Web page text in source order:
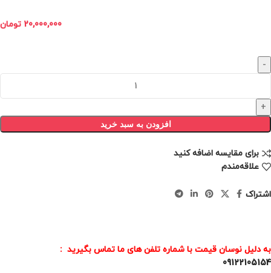
20,000,000 تومان
افزودن به سبد خرید
برای مقایسه اضافه کنید
علاقه‌مندم
اشتراک
به دلیل نوسان قیمت با شماره تلفن های ما تماس بگیرید :
09122105154